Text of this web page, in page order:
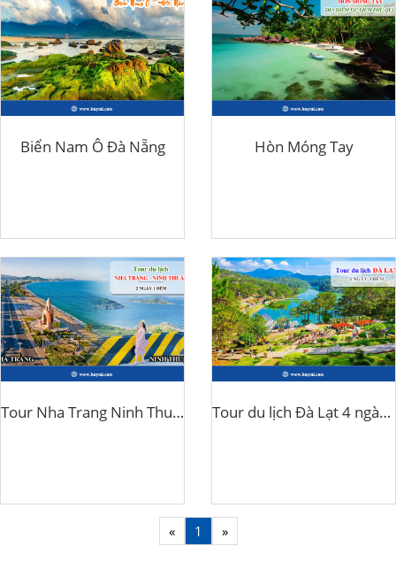
Biển Nam Ô Đà Nẵng Hòn Móng Tay
Tour Nha Trang Ninh Thuận 3 ngày 2 đêm Tour du lịch Đà Lạt 4 ngày 3 đêm
« 1 »